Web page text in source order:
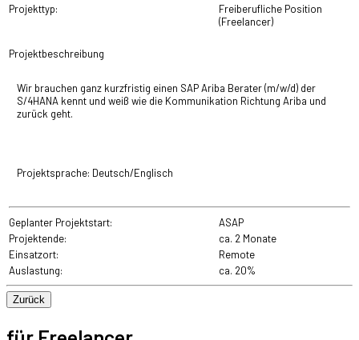
Projekttyp:
Freiberufliche Position
(Freelancer)
Projektbeschreibung
Wir brauchen ganz kurzfristig einen SAP Ariba Berater (m/w/d) der
S/4HANA kennt und weiß wie die Kommunikation Richtung Ariba und
zurück geht.
Projektsprache: Deutsch/Englisch
Geplanter Projektstart:
ASAP
Projektende:
ca. 2 Monate
Einsatzort:
Remote
Auslastung:
ca. 20%